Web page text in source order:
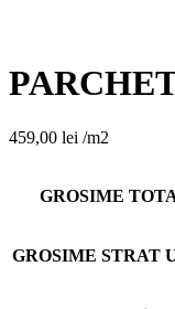
459,00 lei /m2
GROSIME
GROSIME STRAT